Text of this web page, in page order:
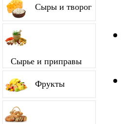
Сыры и творог
Сырье и приправы
Фрукты